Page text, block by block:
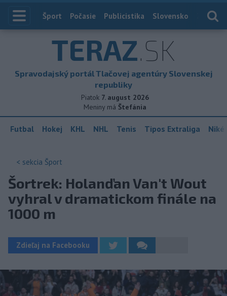
Index
Šport Počasie Publicistika Slovensko
TERAZ.SK
Spravodajský portál Tlačovej agentúry Slovenskej
republiky
Piatok 7. august 2026
Meniny má Štefánia
Futbal Hokej KHL NHL Tenis Tipos Extraliga
< sekcia Šport
Šortrek: Holanďan Van't Wout
vyhral v dramatickom finále na
1000 m
Zdieľaj na Facebooku